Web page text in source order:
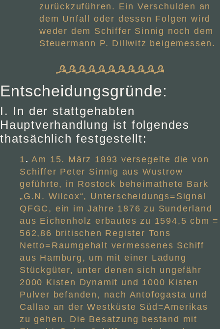
zurückzuführen. Ein Verschulden an
dem Unfall oder dessen Folgen wird
weder dem Schiffer Sinnig noch dem
Steuermann P. Dillwitz beigemessen.
Entscheidungsgründe:
I. In der stattgehabten
Hauptverhandlung ist folgendes
thatsächlich festgestellt:
1 . Am 15. März 1893 versegelte die von
Schiffer Peter Sinnig aus Wustrow
geführte, in Rostock beheimathete Bark
„G.N. Wilcox“, Unterscheidungs=Signal
QFGC, ein im Jahre 1876 zu Sunderland
aus Eichenholz erbautes zu 1594,5 cbm =
562,86 britischen Register Tons
Netto=Raumgehalt vermessenes Schiff
aus Hamburg, um mit einer Ladung
Stückgüter, unter denen sich ungefähr
2000 Kisten Dynamit und 1000 Kisten
Pulver befanden, nach Antofogasta und
Callao an der Westküste Süd=Amerikas
zu gehen. Die Besatzung bestand mit